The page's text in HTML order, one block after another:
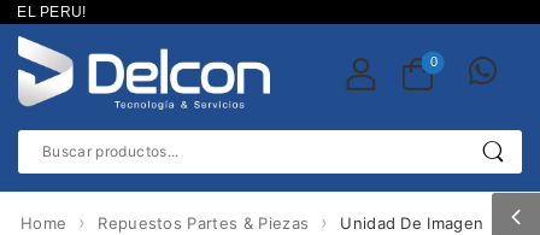
PERU!
0
Home › Repuestos Partes & Piezas ›
Unidad De Imagen